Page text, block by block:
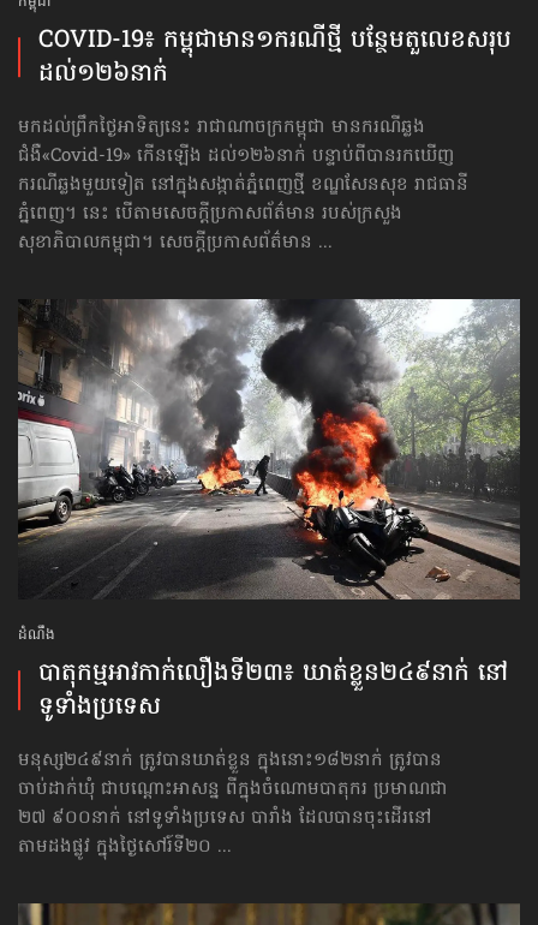
COVID-19៖ កម្ពុជា​មាន​១ករណី​ថ្មី បន្ថែម​តួលេខ​សរុប
ដល់​១២៦នាក់
មកដល់ព្រឹកថ្ងៃអាទិត្យនេះ រាជាណាចក្រកម្ពុជា មានករណីឆ្លង
ជំងឺ«Covid-19» កើនឡើង ដល់​១២៦នាក់ បន្ទាប់ពីបានរកឃើញ​
ករណីឆ្លងមួយទៀត នៅក្នុង​សង្កាត់​ភ្នំពេញថ្មី ខណ្ឌសែនសុខ រាជធានី
ភ្នំពេញ។ នេះ បើតាមសេចក្ដីប្រកាសព័ត៌មាន របស់​ក្រសួង​
សុខាភិបាលកម្ពុជា។ សេចក្ដីប្រកាសព័ត៌មាន ...
ដំណឹង
បាតុកម្ម​​អាវ​កាក់​​លឿង​ទី២៣​៖ ឃាត់ខ្លួន​២៤៩នាក់​ នៅ​
ទូទាំងប្រទេស
មនុស្ស២៤៩នាក់ ត្រូវបានឃាត់ខ្លួន ក្នុងនោះ១៨២នាក់ ត្រូវបាន
ចាប់ដាក់ឃុំ ជាបណ្ដោះអាសន្ន ពីក្នុងចំណោមបាតុករ ប្រមាណជា
២៧ ៩០០នាក់ នៅ​ទូទាំងប្រទេស បារាំង ដែលបានចុះដើរនៅ
តាមដងផ្លូវ ក្នុងថ្ងៃសៅរ៍ទី២០ ...